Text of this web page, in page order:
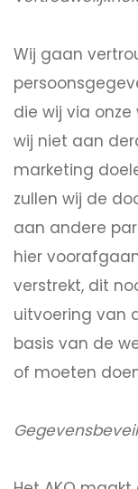
Wij gaan
die wij via onze
wij niet aan
marketing
zullen wij de
aan andere
hier
verstrekt, dit
uitvoering van
basis van de
of moeten